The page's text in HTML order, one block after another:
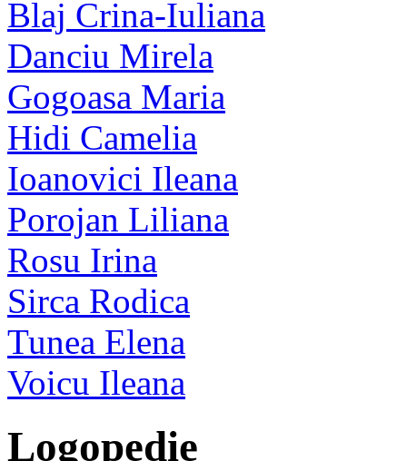
Blaj Crina-Iuliana
Danciu Mirela
Gogoasa Maria
Hidi Camelia
Ioanovici Ileana
Porojan Liliana
Rosu Irina
Sirca Rodica
Tunea Elena
Voicu Ileana
Logopedie